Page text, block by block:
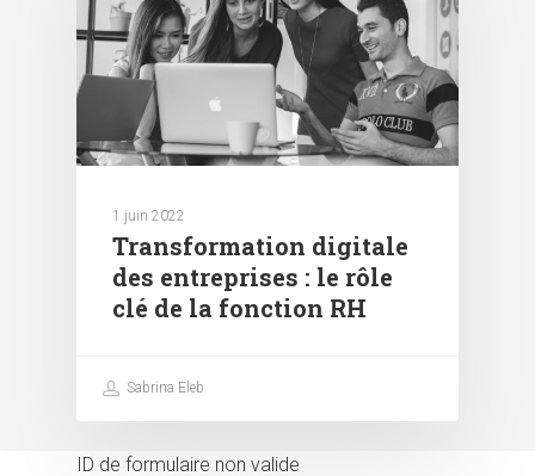
1 juin 2022
Transformation digitale
des entreprises : le rôle
clé de la fonction RH
Sabrina Eleb
ID de formulaire non valide